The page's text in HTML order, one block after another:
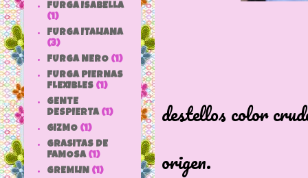
destellos color
origen.
FURGA ISABELLA
(1)
FURGA ITALIANA
(3)
FURGA NERO (1)
FURGA PIERNAS
FLEXIBLES (1)
GENTE
DESPIERTA (1)
GIZMO (1)
GRASITAS DE
FAMOSA (1)
GREMLIN (1)